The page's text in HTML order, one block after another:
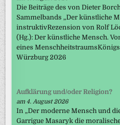
Die Beiträge des von Dieter
Sammelbands „Der künstliche
instruktivRezension von Rolf
(Hg.): Der künstliche Mensch.
eines
Würzburg 2026
Aufklärung und/oder Religion?
am 4. August 2026
In „Der moderne Mensch und
Garrigue Masaryk die